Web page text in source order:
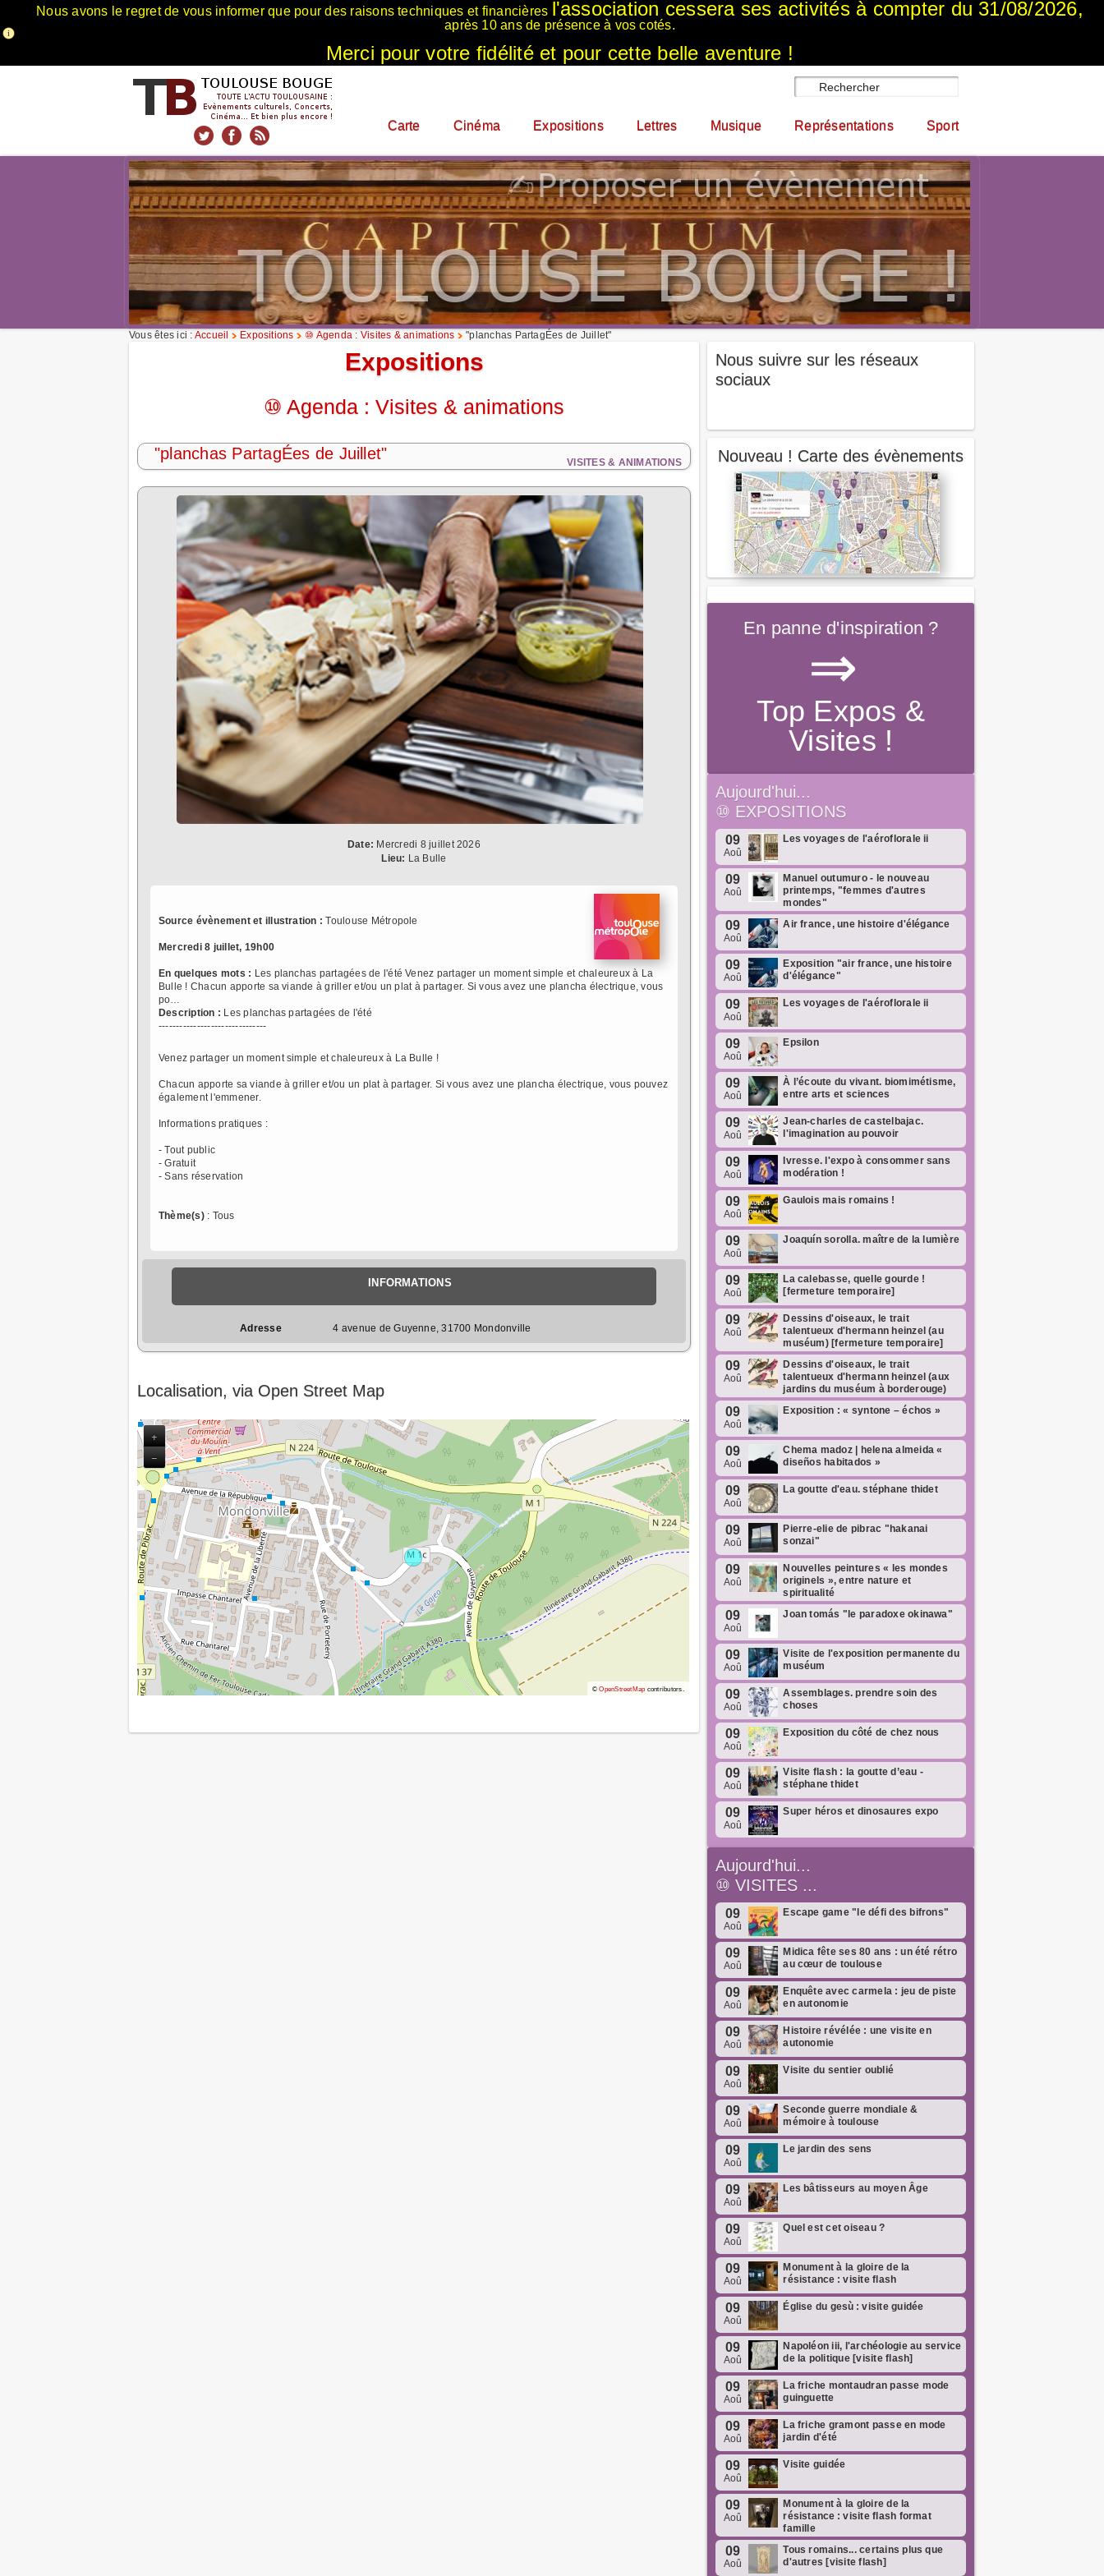
Nous avons le regret de vous informer que pour des raisons techniques et financières l'association cessera ses activités à compter du 31/08/2026,
après 10 ans de présence à vos cotés.
Merci pour votre fidélité et pour cette belle aventure !
Carte Cinéma Expositions Lettres Musique Représentations Sport
Vous êtes ici : Accueil Expositions ⑩ Agenda : Visites & animations "planchas PartagÉes de Juillet"
Expositions
⑩ Agenda : Visites & animations
"planchas PartagÉes de Juillet" VISITES & ANIMATIONS
Date: Mercredi 8 juillet 2026
Lieu: La Bulle
Source évènement et illustration : Toulouse Métropole
Mercredi 8 juillet, 19h00
En quelques mots : Les planchas partagées de l'été Venez partager un moment simple et chaleureux à La
Bulle ! Chacun apporte sa viande à griller et/ou un plat à partager. Si vous avez une plancha électrique, vous
po…
Description : Les planchas partagées de l'été
-------------------------------
Venez partager un moment simple et chaleureux à La Bulle !
Chacun apporte sa viande à griller et/ou un plat à partager. Si vous avez une plancha électrique, vous pouvez
également l'emmener.
Informations pratiques :
- Tout public
- Gratuit
- Sans réservation
Thème(s): Tous
INFORMATIONS
Adresse 4 avenue de Guyenne, 31700 Mondonville
Localisation, via Open Street Map
+
−
©OpenStreetMap contributors.
Nous suivre sur les réseaux
sociaux
Nouveau ! Carte des évènements
En panne d'inspiration ?
⇒
Top Expos &
Visites !
Aujourd'hui...
⑩ EXPOSITIONS
09
Aoû
Les voyages de l'aéroflorale ii
09
Aoû
Manuel outumuro - le nouveau
printemps, "femmes d'autres
mondes"
09
Aoû
Air france, une histoire d'élégance
09
Aoû
Exposition "air france, une histoire
d'élégance"
09
Aoû
Les voyages de l'aéroflorale ii
09
Aoû
Epsilon
09
Aoû
À l’écoute du vivant. biomimétisme,
entre arts et sciences
09
Aoû
Jean-charles de castelbajac.
l'imagination au pouvoir
09
Aoû
Ivresse. l'expo à consommer sans
modération !
09
Aoû
Gaulois mais romains !
09
Aoû
Joaquín sorolla. maître de la lumière
09
Aoû
La calebasse, quelle gourde !
[fermeture temporaire]
09
Aoû
Dessins d'oiseaux, le trait
talentueux d'hermann heinzel (au
muséum) [fermeture temporaire]
09
Aoû
Dessins d'oiseaux, le trait
talentueux d'hermann heinzel (aux
jardins du muséum à borderouge)
09
Aoû
Exposition : « syntone – échos »
09
Aoû
Chema madoz | helena almeida «
diseños habitados »
09
Aoû
La goutte d'eau. stéphane thidet
09
Aoû
Pierre-elie de pibrac "hakanai
sonzai"
09
Aoû
Nouvelles peintures « les mondes
originels », entre nature et
spiritualité
09
Aoû
Joan tomás "le paradoxe okinawa"
09
Aoû
Visite de l'exposition permanente du
muséum
09
Aoû
Assemblages. prendre soin des
choses
09
Aoû
Exposition du côté de chez nous
09
Aoû
Visite flash : la goutte d’eau -
stéphane thidet
09
Aoû
Super héros et dinosaures expo
Aujourd'hui...
⑩VISITES ...
09
Aoû
Escape game "le défi des bifrons"
09
Aoû
Midica fête ses 80 ans : un été rétro
au cœur de toulouse
09
Aoû
Enquête avec carmela : jeu de piste
en autonomie
09
Aoû
Histoire révélée : une visite en
autonomie
09
Aoû
Visite du sentier oublié
09
Aoû
Seconde guerre mondiale &
mémoire à toulouse
09
Aoû
Le jardin des sens
09
Aoû
Les bâtisseurs au moyen Âge
09
Aoû
Quel est cet oiseau ?
09
Aoû
Monument à la gloire de la
résistance : visite flash
09
Aoû
Église du gesù : visite guidée
09
Aoû
Napoléon iii, l'archéologie au service
de la politique [visite flash]
09
Aoû
La friche montaudran passe mode
guinguette
09
Aoû
La friche gramont passe en mode
jardin d'été
09
Aoû
Visite guidée
09
Aoû
Monument à la gloire de la
résistance : visite flash format
famille
09
Aoû
Tous romains... certains plus que
d'autres [visite flash]